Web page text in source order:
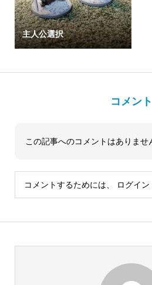
主人公選択
コメント
この記事へのコメントはありませ
コメントするためには、 ログイン